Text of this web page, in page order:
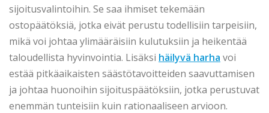
sijoitusvalintoihin. Se saa ihmiset tekemään
ostopäätöksiä, jotka eivät perustu todellisiin tarpeisiin,
mikä voi johtaa ylimääräisiin kulutuksiin ja heikentää
taloudellista hyvinvointia. Lisäksi häilyvä harha voi
estää pitkäaikaisten säästötavoitteiden saavuttamisen
ja johtaa huonoihin sijoituspäätöksiin, jotka perustuvat
enemmän tunteisiin kuin rationaaliseen arvioon.